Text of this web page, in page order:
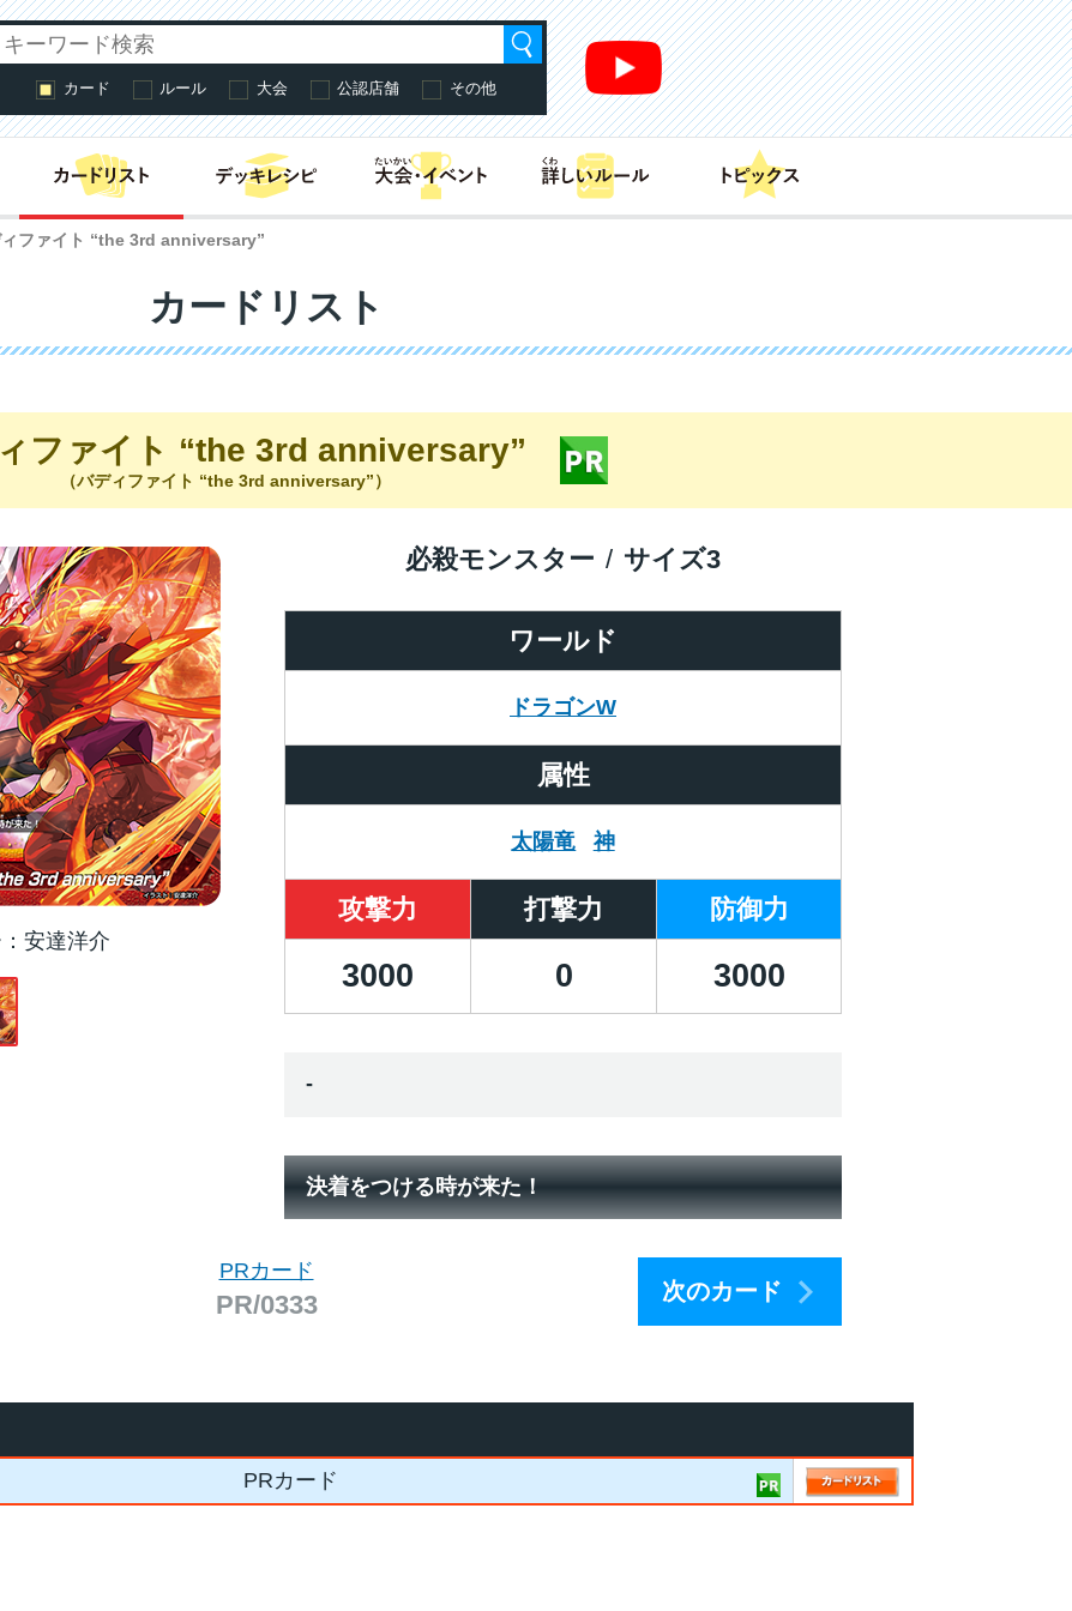
カード ルール 大会 公認店舗 その他
はじめての方へ・あそび方商品情報 カードリスト
ファイト “the 3rd anniversary”
カードリスト
ファイト “the 3rd anniversary”
（バディファイト “the 3rd anniversary”）
安達洋介
ワールド
ドラゴンW
必殺モンスター サイズ3
属性
太陽竜 神
攻撃力 打撃力 防御力
3000 0 3000
-
決着をつける時が来た！
PRカード
PR/0333 次のカード
PRカード